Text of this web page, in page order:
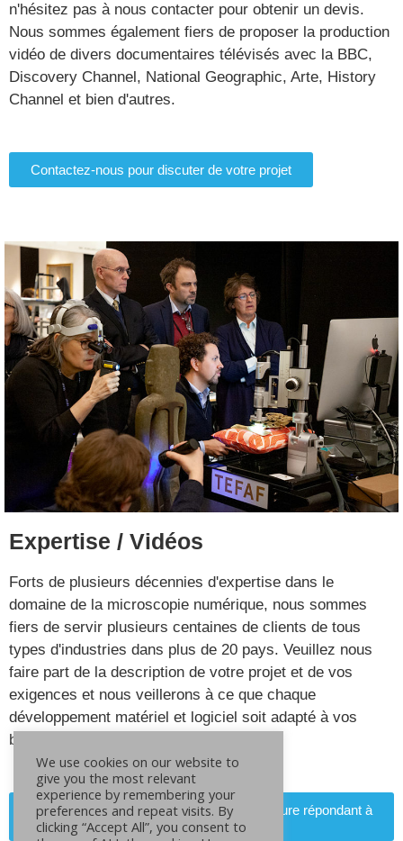
n'hésitez pas à nous contacter pour obtenir un devis.
Nous sommes également fiers de proposer la production
vidéo de divers documentaires télévisés avec la BBC,
Discovery Channel, National Geographic, Arte, History
Channel et bien d'autres.
Contactez-nous pour discuter de votre projet
Expertise / Vidéos
Forts de plusieurs décennies d'expertise dans le
domaine de la microscopie numérique, nous sommes
fiers de servir plusieurs centaines de clients de tous
types d'industries dans plus de 20 pays. Veuillez nous
faire part de la description de votre projet et de vos
exigences et nous veillerons à ce que chaque
développement matériel et logiciel soit adapté à vos
besoins spécifiques.
Contactez-nous pour une solution sur mesure répondant à
vos besoins
We use cookies on our website to
give you the most relevant
experience by remembering your
preferences and repeat visits. By
clicking “Accept All”, you consent to